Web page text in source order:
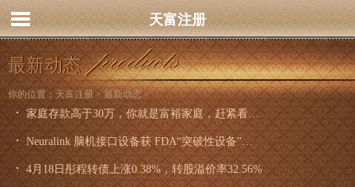
天富注册
最新动态
你的位置：天富注册>最新动态>
家庭存款高于30万，你就是富裕家庭，赶紧看看你家达标了吗？_标准_收入_财富
Neuralink 脑机接口设备获 FDA“突破性设备”认证
4月18日彤程转债上涨0.38%，转股溢价率32.56%